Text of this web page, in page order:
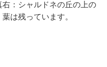
：シャルドネの丘の上の
は残っています。